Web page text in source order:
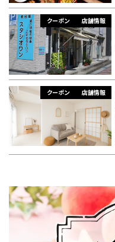
クーポン 店舗情報
クーポン 店舗情報